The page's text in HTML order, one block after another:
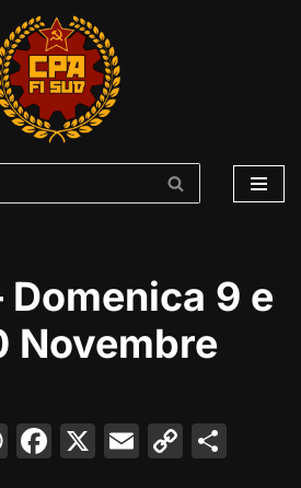
Domenica 9 e
Novembre
W F X E C